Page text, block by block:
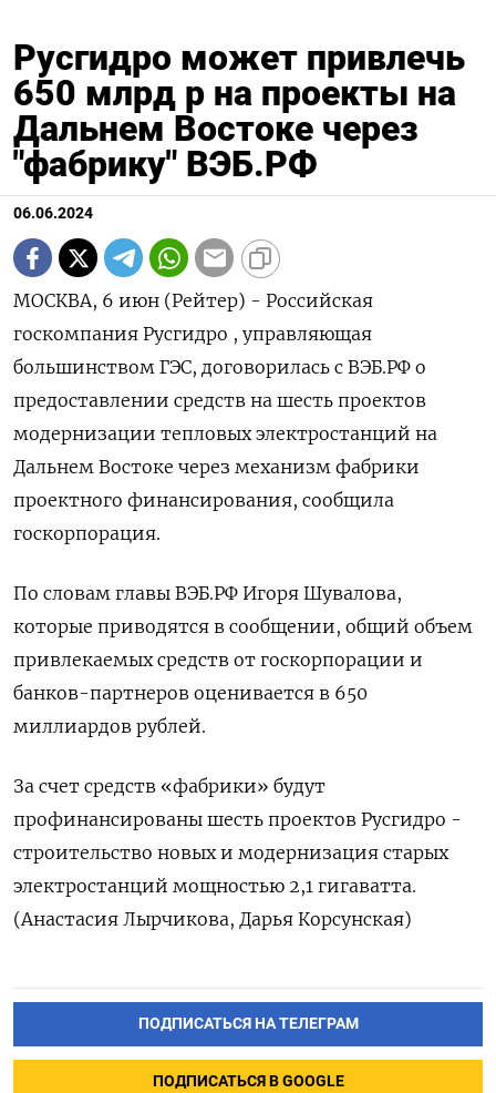
Русгидро может привлечь
650 млрд р на проекты на
Дальнем Востоке через
"фабрику" ВЭБ.РФ
06.06.2024
МОСКВА, 6 июн (Рейтер) - Российская
госкомпания Русгидро , управляющая
большинством ГЭС, договорилась с ВЭБ.РФ о
предоставлении средств на шесть проектов
модернизации тепловых электростанций на
Дальнем Востоке через механизм фабрики
проектного финансирования, сообщила
госкорпорация.
По словам главы ВЭБ.РФ Игоря Шувалова,
которые приводятся в сообщении, общий объем
привлекаемых средств от госкорпорации и
банков-партнеров оценивается в 650
миллиардов рублей.
За счет средств «фабрики» будут
профинансированы шесть проектов Русгидро -
строительство новых и модернизация старых
электростанций мощностью 2,1 гигаватта.
(Анастасия Лырчикова, Дарья Корсунская)
ПОДПИСАТЬСЯ НА ТЕЛЕГРАМ
ПОДПИСАТЬСЯ В GOOGLE